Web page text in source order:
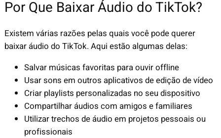
Por Que Baixar Áudio do TikTok?
Existem várias razões pelas quais você pode querer
baixar áudio do TikTok. Aqui estão algumas delas:
Salvar músicas favoritas para ouvir offline
Usar sons em outros aplicativos de edição de vídeo
Criar playlists personalizadas no seu dispositivo
Compartilhar áudios com amigos e familiares
Utilizar trechos de áudio em projetos pessoais ou
profissionais